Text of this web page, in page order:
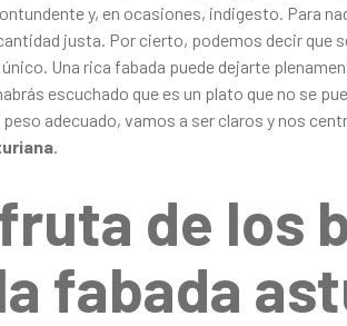
y, en ocasiones, indigesto. Para
justa. Por cierto, podemos decir que
Una rica fabada puede dejarte
escuchado que es un plato que no se
adecuado, vamos a ser claros y nos
.
de los
fabada